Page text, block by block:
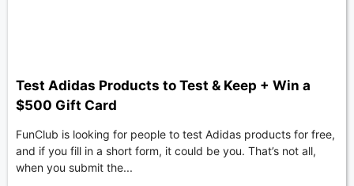
Test Adidas Products to Test & Keep + Win a
$500 Gift Card
FunClub is looking for people to test Adidas products for free,
and if you fill in a short form, it could be you. That’s not all,
when you submit the...